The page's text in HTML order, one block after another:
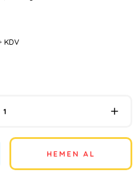
KDV
HEMEN AL